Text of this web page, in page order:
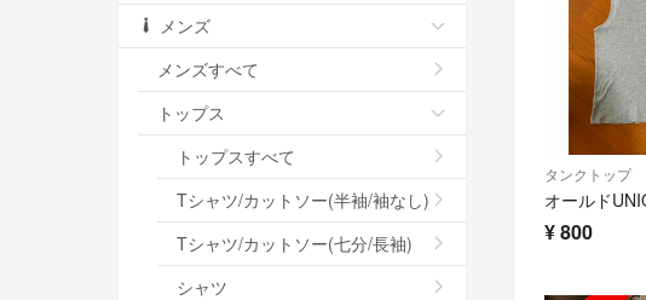
タンクトップ
¥800
メンズ
メンズすべて
トップス
トップスすべて
Tシャツ/カットソー(半袖/袖なし)
Tシャツ/カットソー(七分/長袖)
シャツ